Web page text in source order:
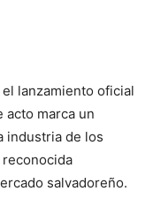
lanzamiento oficial
acto marca un
industria de los
salvadoreño.